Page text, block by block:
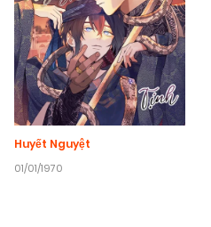
Huyết Nguyệt
01/01/1970